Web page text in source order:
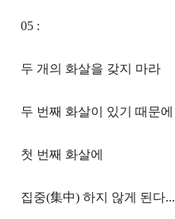
05 :
두 개의 화살을 갖지 마라
두 번째 화살이 있기 때문에
첫 번째 화살에
집중(集中) 하지 않게 된다...